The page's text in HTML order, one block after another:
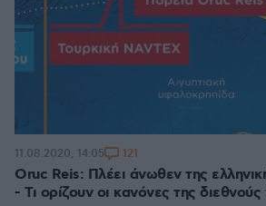
Oruc Reis: Πλέει άνωθεν της
- Τι ορίζουν οι κανόνες της διεθνούς
11.08.2020, 14:05 121